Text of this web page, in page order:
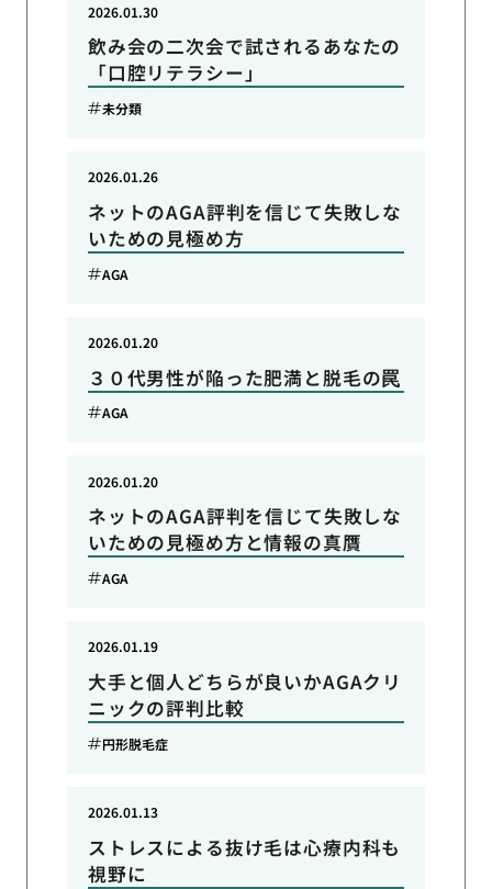
飲み会の二次会で試されるあなたの
「口腔リテラシー」
2026.01.30
未分類
ネットのAGA評判を信じて失敗しな
いための見極め方
2026.01.26
AGA
３０代男性が陥った肥満と脱毛の罠
2026.01.20
AGA
ネットのAGA評判を信じて失敗しな
いための見極め方と情報の真贋
2026.01.20
AGA
大手と個人どちらが良いかAGAクリ
ニックの評判比較
2026.01.19
円形脱毛症
ストレスによる抜け毛は心療内科も
視野に
2026.01.13